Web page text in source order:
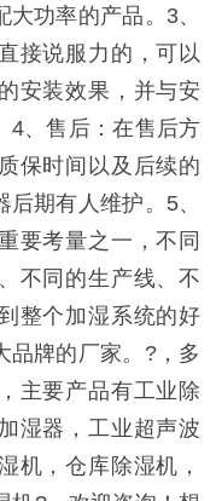
功率的产品。3、
接说服力的，可以
安装效果，并与安
4、售后：在售后方
保时间以及后续的
期有人维护。5、
要考量之一，不同
不同的生产线、不
整个加湿系统的好
品牌的厂家。?，多
主要产品有工业除
湿器，工业超声波
机，仓库除湿机，